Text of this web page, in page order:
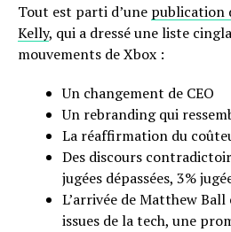
Tout est parti d’une publication
Kelly, qui a dressé une liste
mouvements de Xbox :
Un changement de CEO
Un rebranding qui
La réaffirmation du
Des discours
jugées dépassées, 3%
L’arrivée de Matthew
issues de la tech, une